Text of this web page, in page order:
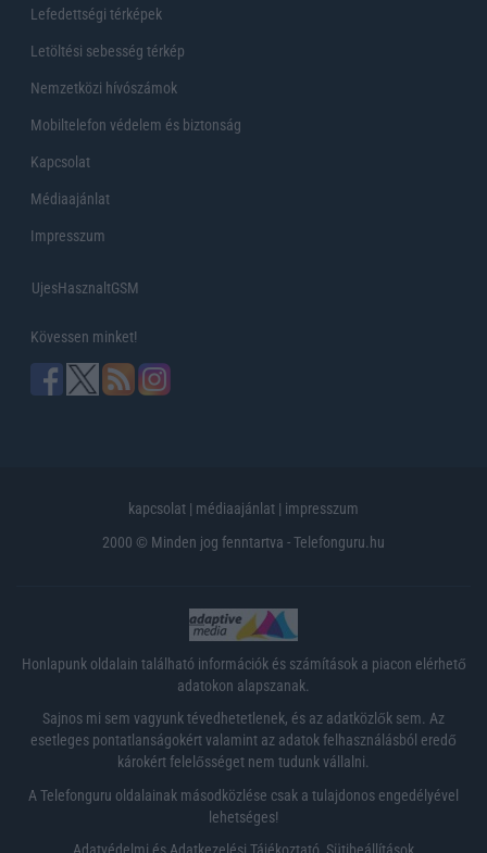
Lefedettségi térképek
Letöltési sebesség térkép
Nemzetközi hívószámok
Mobiltelefon védelem és biztonság
Kapcsolat
Médiaajánlat
Impresszum
UjesHasznaltGSM
Kövessen minket!
kapcsolat | médiaajánlat | impresszum
2000 © Minden jog fenntartva - Telefonguru.hu
Honlapunk oldalain található információk és számítások a piacon elérhető
adatokon alapszanak.
Sajnos mi sem vagyunk tévedhetetlenek, és az adatközlők sem. Az
esetleges pontatlanságokért valamint az adatok felhasználásból eredő
károkért felelősséget nem tudunk vállalni.
A Telefonguru oldalainak másodközlése csak a tulajdonos engedélyével
lehetséges!